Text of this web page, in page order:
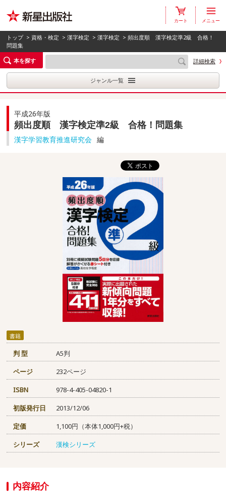
カート メニュー
トップ > 資格・検定 >漢字検定 >漢字検定 > 頻出度順 漢字検定準2級 合格！
問題集
本を探す
詳細検索
ジャンル一覧
平成26年版
頻出度順 漢字検定準2級 合格！問題集
漢字学習教育推進研究会 編
書籍
判 型
A5判
ページ
232ページ
ISBN
978-4-405-04820-1
初版発行日
2013/12/06
定価
1,100円（本体1,000円+税）
シリーズ
漢検シリーズ
内容紹介